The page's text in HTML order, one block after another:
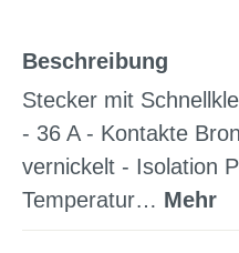
Beschreibung
Stecker mit
- 36 A - Kontakte
vernickelt - Isolation
Temperatur… Mehr